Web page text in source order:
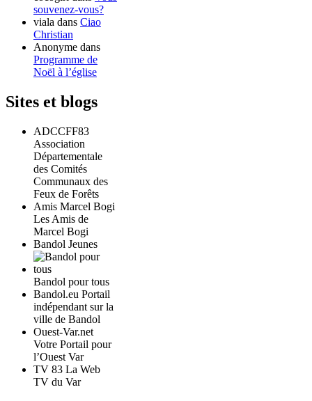
souvenez-vous?
viala dans Ciao
Christian
Anonyme dans
Programme de
Noël à l’église
Sites et blogs
ADCCFF83
Association
Départementale
des Comités
Communaux des
Feux de Forêts
Amis Marcel Bogi
Les Amis de
Marcel Bogi
Bandol Jeunes
Bandol pour tous
Bandol.eu Portail
indépendant sur la
ville de Bandol
Ouest-Var.net
Votre Portail pour
l’Ouest Var
TV 83 La Web
TV du Var